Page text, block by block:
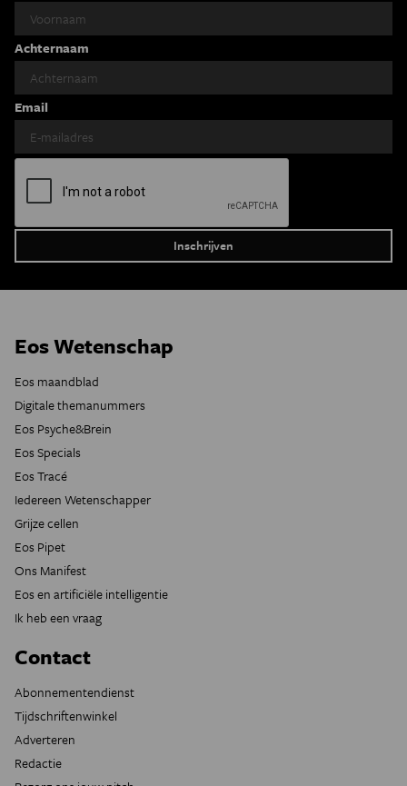
Achternaam
Email
Eos Wetenschap
Eos maandblad
Digitale themanummers
Eos Psyche&Brein
Eos Specials
Eos Tracé
Iedereen Wetenschapper
Grijze cellen
Eos Pipet
Ons Manifest
Eos en artificiële intelligentie
Ik heb een vraag
Contact
Abonnementendienst
Tijdschriftenwinkel
Adverteren
Redactie